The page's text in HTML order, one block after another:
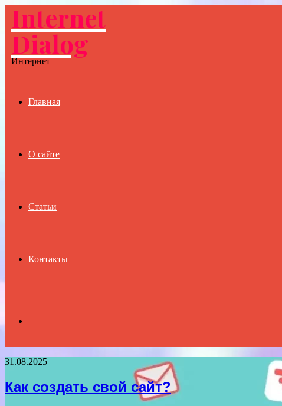
Menu
Internet
Dialog
Интернет
Главная
О сайте
Статьи
Контакты
31.08.2025
Как создать свой сайт?